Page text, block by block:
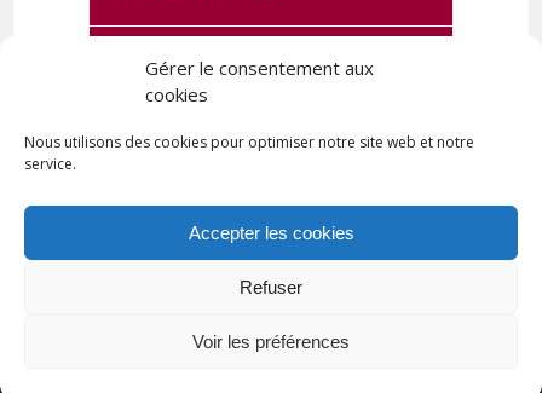
Gérer le consentement aux
cookies
Nous utilisons des cookies pour optimiser notre site web et notre
service.
Accepter les cookies
Refuser
Voir les préférences
CA SE PASSE À FRANCE SERVICES
DE QUINGEY
Tous droits réservés © 2023 Commune de Quingey / Création -